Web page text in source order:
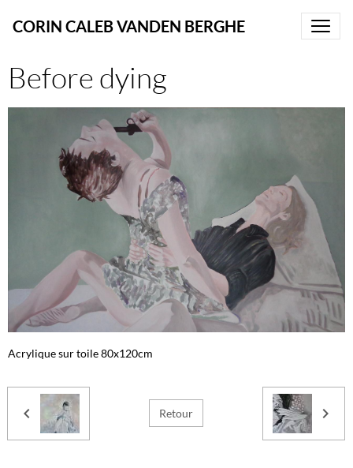
CORIN CALEB VANDEN BERGHE
Before dying
Acrylique sur toile 80x120cm
Retour